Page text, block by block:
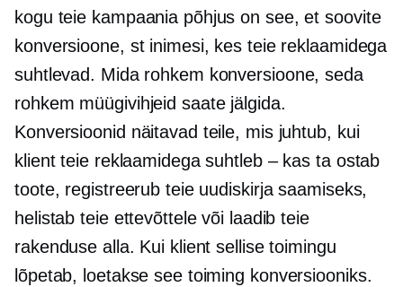
kogu teie kampaania põhjus on see, et soovite
konversioone, st inimesi, kes teie reklaamidega
suhtlevad. Mida rohkem konversioone, seda
rohkem müügivihjeid saate jälgida.
Konversioonid näitavad teile, mis juhtub, kui
klient teie reklaamidega suhtleb – kas ta ostab
toote, registreerub teie uudiskirja saamiseks,
helistab teie ettevõttele või laadib teie
rakenduse alla. Kui klient sellise toimingu
lõpetab, loetakse see toiming konversiooniks.